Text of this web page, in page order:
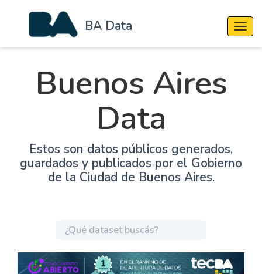
BA Data
Buenos Aires
Data
Estos son datos públicos generados,
guardados y publicados por el Gobierno
de la Ciudad de Buenos Aires.